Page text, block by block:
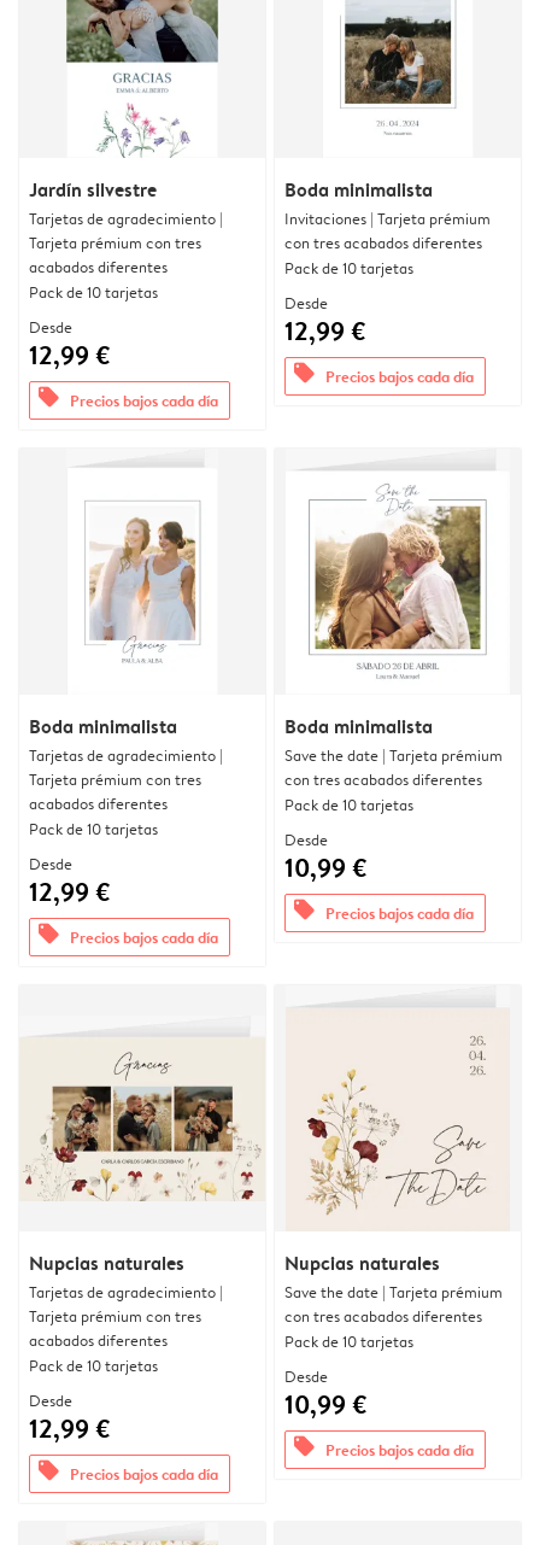
Jardín silvestre
Tarjetas de agradecimiento |
Tarjeta prémium con tres
acabados diferentes
Pack de 10 tarjetas
Desde
12,99 €
offers Precios bajos cada día
Boda minimalista
Invitaciones | Tarjeta prémium
con tres acabados diferentes
Pack de 10 tarjetas
Desde
12,99 €
offers Precios bajos cada día
Boda minimalista
Tarjetas de agradecimiento |
Tarjeta prémium con tres
acabados diferentes
Pack de 10 tarjetas
Desde
12,99 €
offers Precios bajos cada día
Boda minimalista
Save the date | Tarjeta prémium
con tres acabados diferentes
Pack de 10 tarjetas
Desde
10,99 €
offers Precios bajos cada día
Nupcias naturales
Tarjetas de agradecimiento |
Tarjeta prémium con tres
acabados diferentes
Pack de 10 tarjetas
Desde
12,99 €
offers Precios bajos cada día
Nupcias naturales
Save the date | Tarjeta prémium
con tres acabados diferentes
Pack de 10 tarjetas
Desde
10,99 €
offers Precios bajos cada día